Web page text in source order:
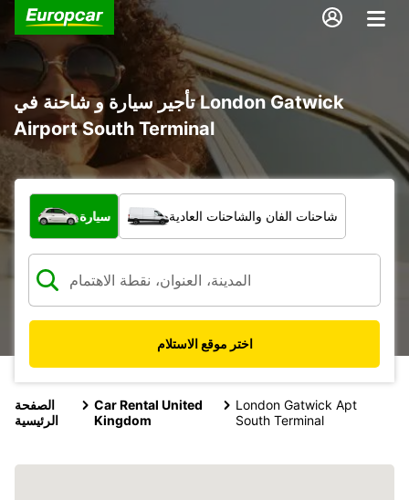
تأجير سيارة و شاحنة في London Gatwick
Airport South Terminal
ما نوع المركبة؟
سيارة شاحنات الفان والشاحنات العادية
اختر موقع الاستلام
الصفحة
الرئيسية
Car Rental United
Kingdom
London Gatwick Apt
South Terminal